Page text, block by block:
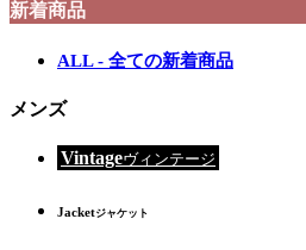
新着商品
ALL - 全ての新着商品
メンズ
Vintageヴィンテージ
Jacketジャケット